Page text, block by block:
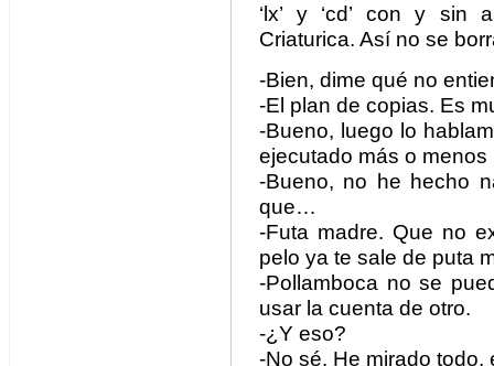
‘lx’ y ‘cd’ con y sin
Criaturica. Así no se
-Bien, dime qué no
-El plan de copias. Es
-Bueno, luego lo
ejecutado más o
-Bueno, no he hecho
que…
-Futa madre. Que no
pelo ya te sale de puta
-Pollamboca no se
usar la cuenta de otro.
-¿Y eso?
-No sé. He mirado